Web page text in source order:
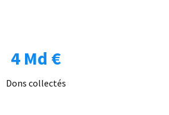
4 Md €
Dons collectés